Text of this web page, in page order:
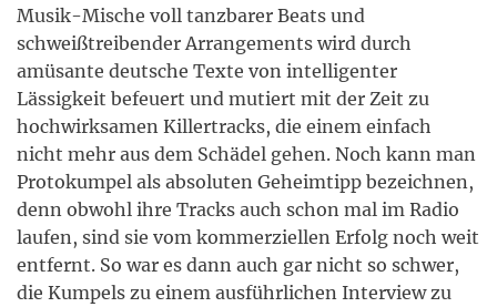
Musik-Mische voll tanzbarer Beats und
schweißtreibender Arrangements wird durch
amüsante deutsche Texte von intelligenter
Lässigkeit befeuert und mutiert mit der Zeit zu
hochwirksamen Killertracks, die einem einfach
nicht mehr aus dem Schädel gehen. Noch kann man
Protokumpel als absoluten Geheimtipp bezeichnen,
denn obwohl ihre Tracks auch schon mal im Radio
laufen, sind sie vom kommerziellen Erfolg noch weit
entfernt. So war es dann auch gar nicht so schwer,
die Kumpels zu einem ausführlichen Interview zu